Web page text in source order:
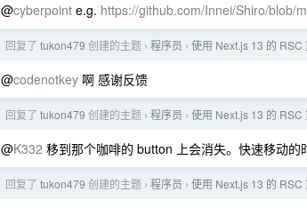
@cyberpoint e.g. https://github.com/Innei/Shiro/blob/
回复了 tukon479 创建的主题 › 程序员 › 使用 Next.js 13 的 RSC
@codenotkey 啊 感谢反馈
回复了 tukon479 创建的主题 › 程序员 › 使用 Next.js 13 的 RSC
@K332 移到那个咖啡的 button 上会消失。快速移动
回复了 tukon479 创建的主题 › 程序员 › 使用 Next.js 13 的 RSC